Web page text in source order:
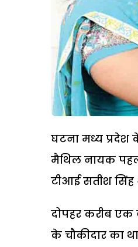
घटना मध्य प्रदेश
मैथिल नायक
टीआई सतीश
दोपहर करीब
के चौकीदार का